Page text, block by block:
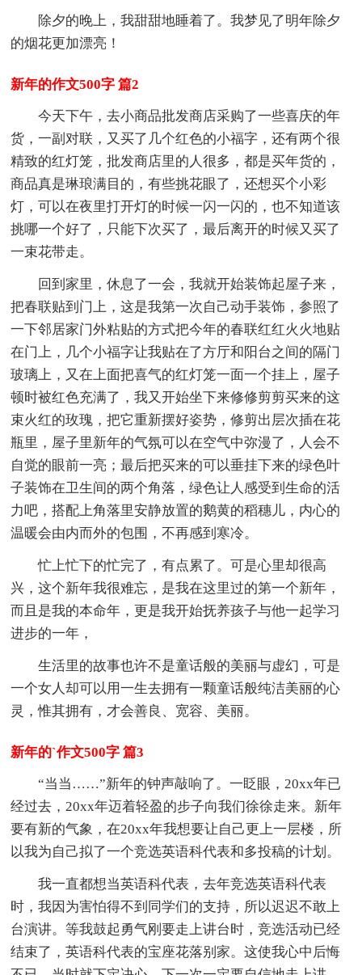
除夕的晚上，我甜甜地睡着了。我梦见了明年除夕
的烟花更加漂亮！
新年的作文500字 篇2
今天下午，去小商品批发商店采购了一些喜庆的年
货，一副对联，又买了几个红色的小福字，还有两个很
精致的红灯笼，批发商店里的人很多，都是买年货的，
商品真是琳琅满目的，有些挑花眼了，还想买个小彩
灯，可以在夜里打开灯的时候一闪一闪的，也不知道该
挑哪一个好了，只能下次买了，最后离开的时候又买了
一束花带走。
回到家里，休息了一会，我就开始装饰起屋子来，
把春联贴到门上，这是我第一次自己动手装饰，参照了
一下邻居家门外粘贴的方式把今年的春联红红火火地贴
在门上，几个小福字让我贴在了方厅和阳台之间的隔门
玻璃上，又在上面把喜气的红灯笼一面一个挂上，屋子
顿时被红色充满了，我又开始坐下来修修剪剪买来的这
束火红的玫瑰，把它重新摆好姿势，修剪出层次插在花
瓶里，屋子里新年的气氛可以在空气中弥漫了，人会不
自觉的眼前一亮；最后把买来的可以垂挂下来的绿色叶
子装饰在卫生间的两个角落，绿色让人感受到生命的活
力吧，搭配上角落里安静放置的鹅黄的稻穗儿，内心的
温暖会由内而外的包围，不再感到寒冷。
忙上忙下的忙完了，有点累了。可是心里却很高
兴，这个新年我很难忘，是我在这里过的第一个新年，
而且是我的本命年，更是我开始抚养孩子与他一起学习
进步的一年，
生活里的故事也许不是童话般的美丽与虚幻，可是
一个女人却可以用一生去拥有一颗童话般纯洁美丽的心
灵，惟其拥有，才会善良、宽容、美丽。
新年的`作文500字 篇3
“当当……”新年的钟声敲响了。一眨眼，20xx年已
经过去，20xx年迈着轻盈的步子向我们徐徐走来。新年
要有新的气象，在20xx年我想要让自己更上一层楼，所
以我为自己拟了一个竞选英语科代表和多投稿的计划。
我一直都想当英语科代表，去年竞选英语科代表
时，我因为害怕得不到同学们的支持，所以迟迟不敢上
台演讲。等我鼓起勇气刚要走上讲台时，竞选活动已经
结束了，英语科代表的宝座花落别家。这使我心中后悔